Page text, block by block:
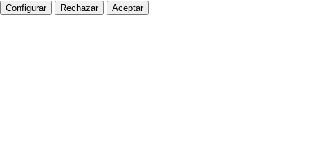
Configurar Rechazar Aceptar